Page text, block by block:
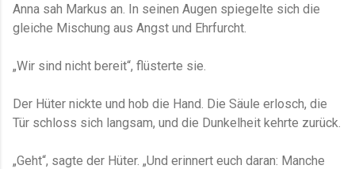
Anna sah Markus an. In seinen Augen spiegelte sich die
gleiche Mischung aus Angst und Ehrfurcht.
„Wir sind nicht bereit“, flüsterte sie.
Der Hüter nickte und hob die Hand. Die Säule erlosch, die
Tür schloss sich langsam, und die Dunkelheit kehrte zurück.
„Geht“, sagte der Hüter. „Und erinnert euch daran: Manche